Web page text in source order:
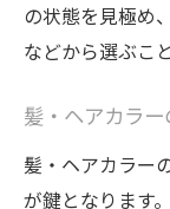
の状態を見極め
などから選ぶこ
髪・ヘアカラ
髪・ヘアカラー
が鍵となります